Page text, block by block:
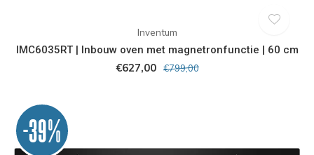
Inventum
IMC6035RT | Inbouw oven met magnetronfunctie | 60 cm
€627,00 €799,00
-39%